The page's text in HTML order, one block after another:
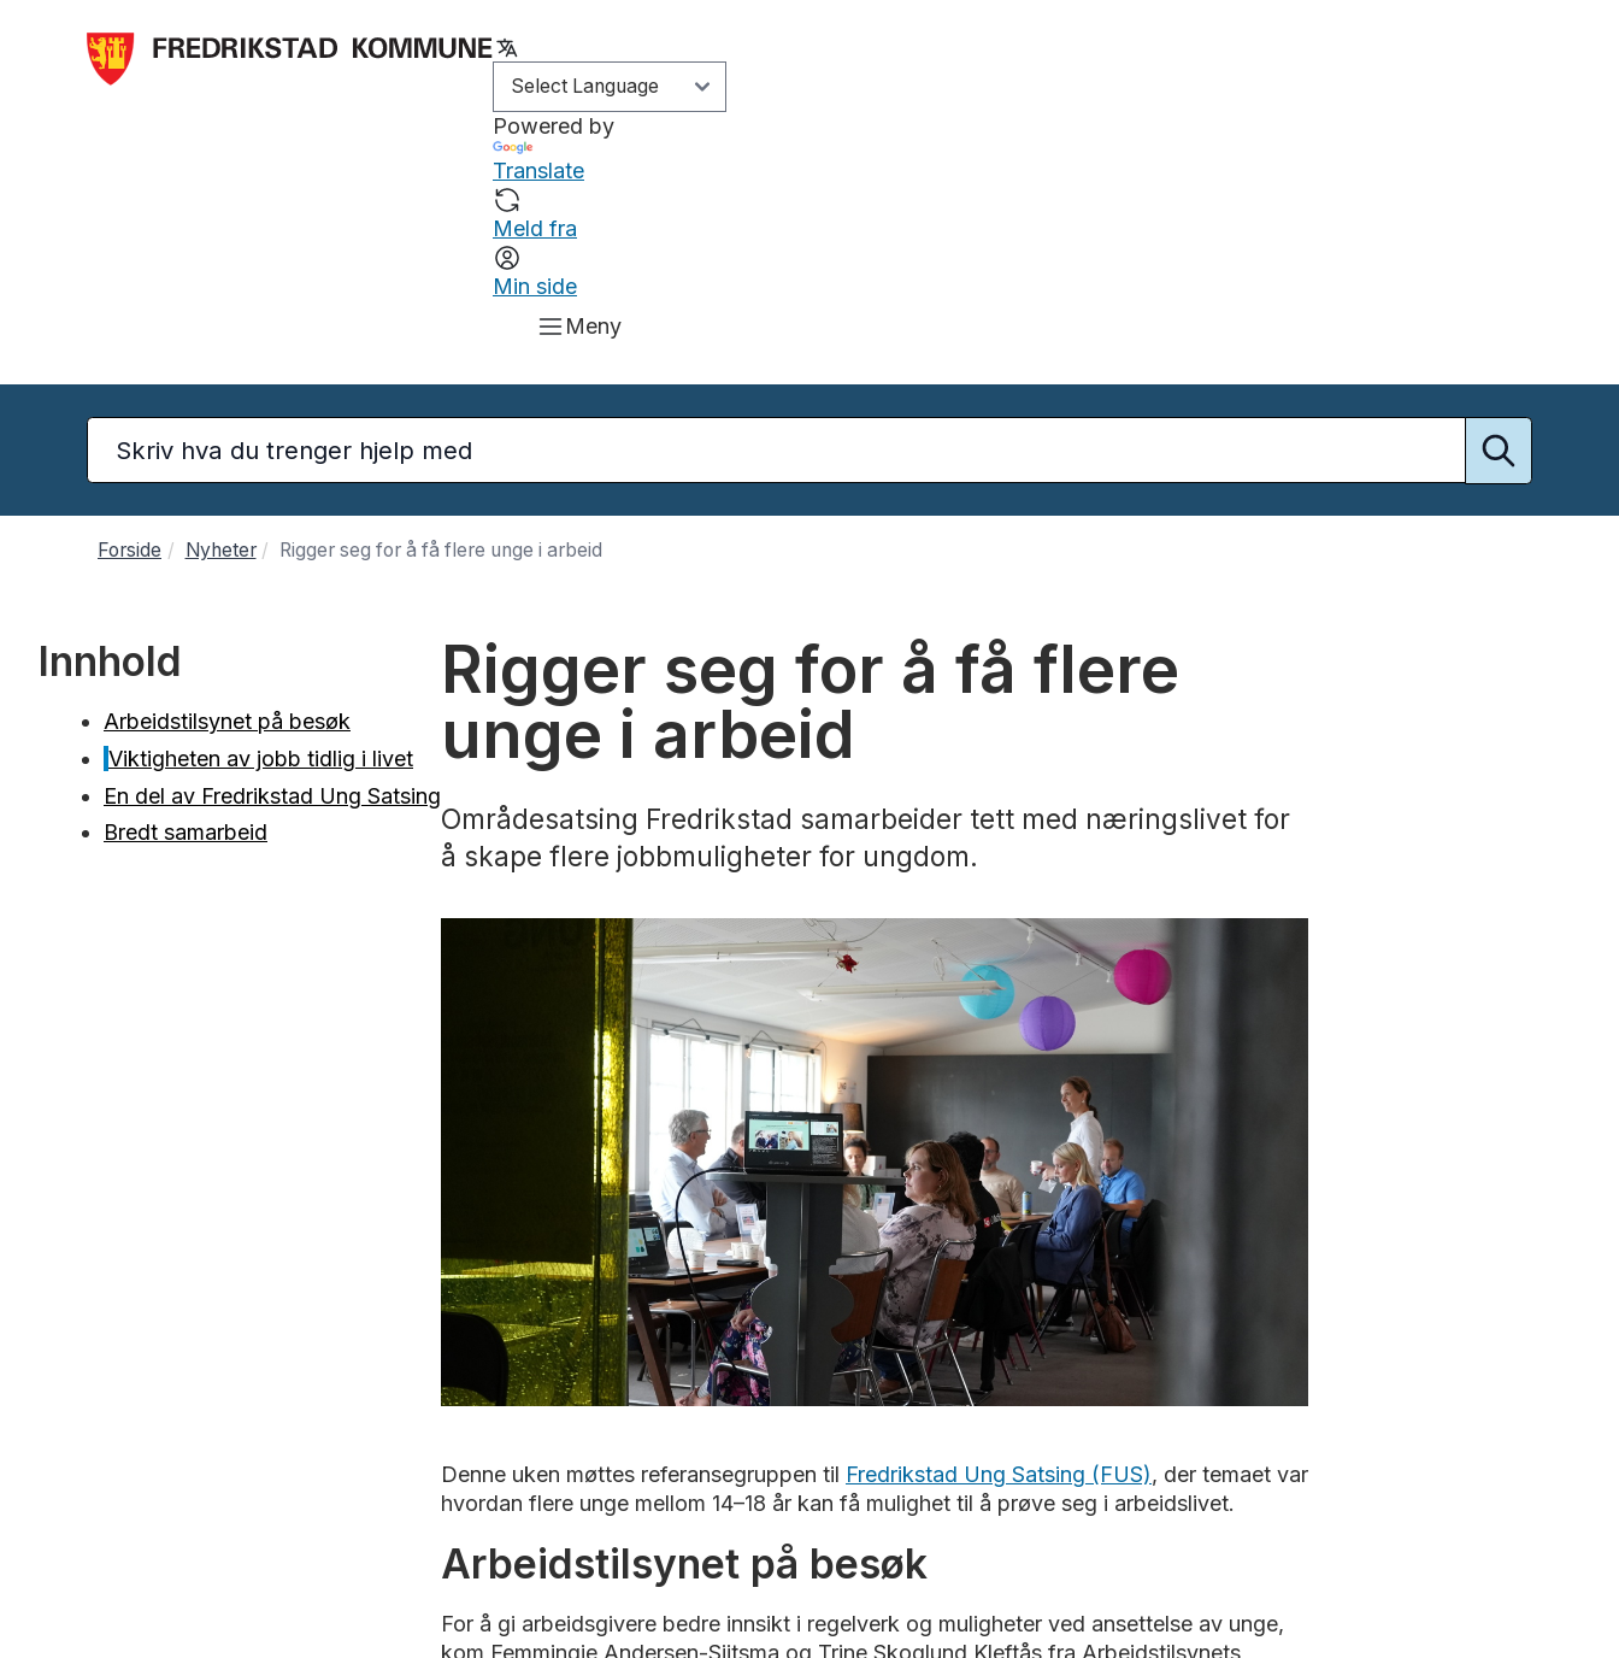
Powered by
Translate
Meld fra
Min side
Meny
Forside Nyheter Rigger seg for å få flere unge i arbeid
Innhold
Arbeidstilsynet på besøk
Viktigheten av jobb tidlig i livet
En del av Fredrikstad Ung Satsing
Bredt samarbeid
Rigger seg for å få flere
unge i arbeid
Områdesatsing Fredrikstad samarbeider tett med næringslivet for
å skape flere jobbmuligheter for ungdom.
Denne uken møttes referansegruppen til Fredrikstad Ung Satsing (FUS), der temaet var
hvordan flere unge mellom 14–18 år kan få mulighet til å prøve seg i arbeidslivet.
Arbeidstilsynet på besøk
For å gi arbeidsgivere bedre innsikt i regelverk og muligheter ved ansettelse av unge,
kom Femmingje Andersen-Sijtsma og Trine Skoglund Kleftås fra Arbeidstilsynets